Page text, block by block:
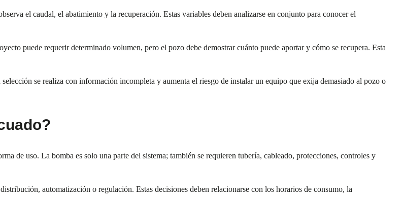
el caudal, el abatimiento y la recuperación. Estas variables deben analizarse en conjunto para conocer el
puede requerir determinado volumen, pero el pozo debe demostrar cuánto puede aportar y cómo se recupera. Esta
se realiza con información incompleta y aumenta el riesgo de instalar un equipo que exija demasiado al pozo o
de uso. La bomba es solo una parte del sistema; también se requieren tubería, cableado, protecciones, controles y
automatización o regulación. Estas decisiones deben relacionarse con los horarios de consumo, la